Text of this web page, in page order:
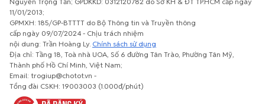
11/01/2013;
GPMXH: 185/GP-BTTTT do Bộ Thông tin và Truyền thông
cấp ngày 09/07/2024 - Chịu trách nhiệm
nội dung: Trần Hoàng Ly. Chính sách sử dụng
Địa chỉ: Tầng 18, Toà nhà UOA, Số 6 đường Tân Trào, Phường Tân Mỹ,
Thành phố Hồ Chí Minh, Việt Nam;
Email: trogiup@chotot.vn -
Tổng đài CSKH: 19003003 (1.000đ/phút)